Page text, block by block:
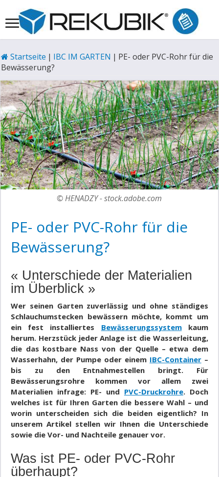
Startseite | IBC IM GARTEN | PE- oder PVC-Rohr für die
Bewässerung?
© HENADZY - stock.adobe.com
PE- oder PVC-Rohr für die
Bewässerung?
« Unterschiede der Materialien
im Überblick »
Wer seinen Garten zuverlässig und ohne ständiges
Schlauchumstecken bewässern möchte, kommt um
ein fest installiertes Bewässerungssystemkaum
herum. Herzstück jeder Anlage ist die Wasserleitung,
die das kostbare Nass von der Quelle – etwa dem
Wasserhahn, der Pumpe oder einem IBC-Container–
bis zu den Entnahmestellen bringt. Für
Bewässerungsrohre kommen vor allem zwei
Materialien infrage: PE- und PVC-Druckrohre. Doch
welches ist für Ihren Garten die bessere Wahl – und
worin unterscheiden sich die beiden eigentlich? In
unserem Artikel stellen wir Ihnen die Unterschiede
sowie die Vor- und Nachteile genauer vor.
Was ist PE- oder PVC-Rohr
überhaupt?